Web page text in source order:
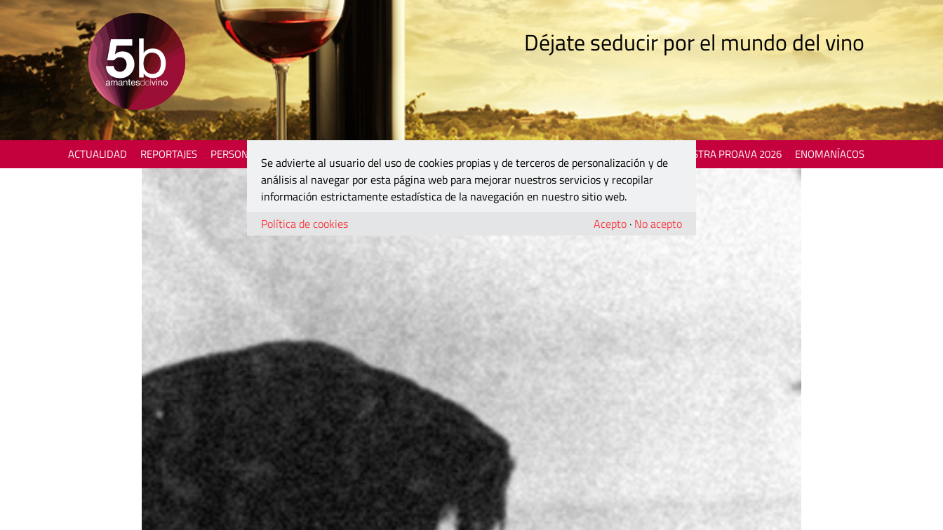
Déjate seducir por el mundo del vino
ACTUALIDAD REPORTAJES PERSONAJES MOSTRA PROAVA 2026 ENOMANÍACOS
Se advierte al usuario del uso de cookies propias y de terceros de personalización y de
análisis al navegar por esta página web para mejorar nuestros servicios y recopilar
información estrictamente estadística de la navegación en nuestro sitio web.
Política de cookies
Acepto · No acepto